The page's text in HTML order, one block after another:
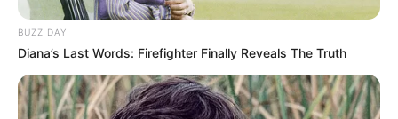
BUZZ DAY
Diana’s Last Words: Firefighter Finally Reveals The Truth